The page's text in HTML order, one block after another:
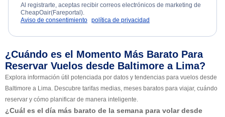
Al registrarte, aceptas recibir correos electrónicos de marketing de
CheapOair(Fareportal).
Aviso de consentimiento política de privacidad
¿Cuándo es el Momento Más Barato Para
Reservar Vuelos desde Baltimore a Lima?
Explora información útil potenciada por datos y tendencias para vuelos desde
Baltimore a Lima. Descubre tarifas medias, meses baratos para viajar, cuándo
reservar y cómo planificar de manera inteligente.
¿Cuál es el día más barato de la semana para volar desde